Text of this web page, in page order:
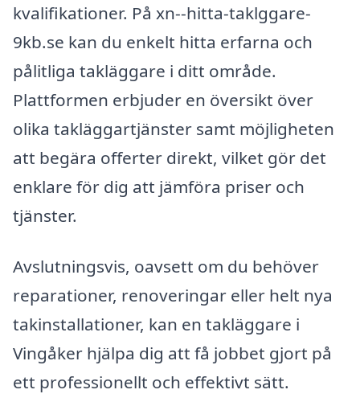
kvalifikationer. På xn--hitta-taklggare-
9kb.se kan du enkelt hitta erfarna och
pålitliga takläggare i ditt område.
Plattformen erbjuder en översikt över
olika takläggartjänster samt möjligheten
att begära offerter direkt, vilket gör det
enklare för dig att jämföra priser och
tjänster.
Avslutningsvis, oavsett om du behöver
reparationer, renoveringar eller helt nya
takinstallationer, kan en takläggare i
Vingåker hjälpa dig att få jobbet gjort på
ett professionellt och effektivt sätt.